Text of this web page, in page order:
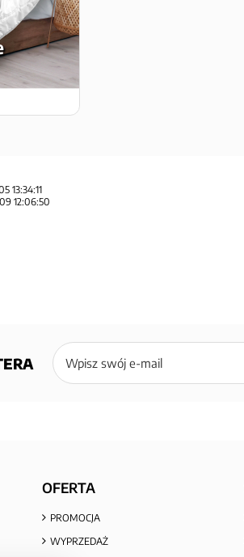
13:34:11
12:06:50
Zapisz
się
newslettera
OFERTA
PROMOCJA
WYPRZEDAŻ